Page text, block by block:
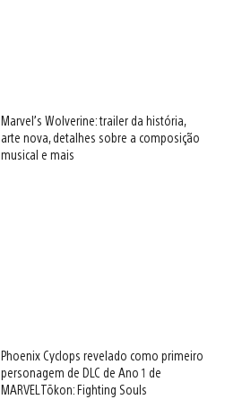
Marvel’s Wolverine: trailer da história,
arte nova, detalhes sobre a composição
musical e mais
Phoenix Cyclops revelado como primeiro
personagem de DLC de Ano 1 de
MARVEL Tōkon: Fighting Souls